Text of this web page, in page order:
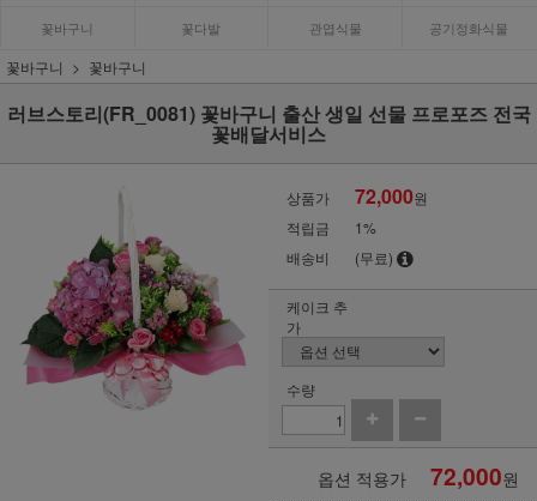
꽃바구니 꽃다발 관엽식물 공기정화식물
꽃바구니 꽃바구니
러브스토리(FR_0081) 꽃바구니 출산 생일 선물 프로포즈 전국
꽃배달서비스
상품가 72,000원
적립금
1%
배송비
(무료)
케이크 추
가
수량
옵션 적용가 72,000원